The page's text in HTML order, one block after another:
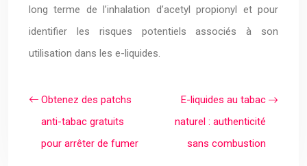
long terme de l’inhalation d’acetyl propionyl et pour
identifier les risques potentiels associés à son
utilisation dans les e-liquides.
Obtenez des patchs
anti-tabac gratuits
pour arrêter de fumer
E-liquides au tabac
naturel : authenticité
sans combustion